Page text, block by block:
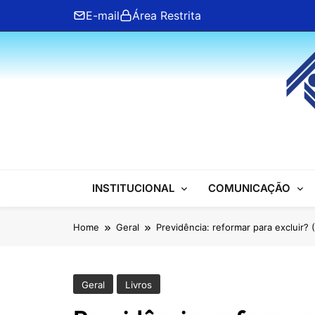
content
E-mail Área Restrita
ANFIP Nacional
INSTITUCIONAL COMUNICAÇÃO
Home Geral Previdência: reformar para excluir?
Geral Livros